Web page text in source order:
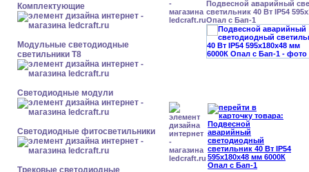
Комплектующие
Модульные светодиодные
светильники Т8
Светодиодные модули
Светодиодные фитосветильники
Трековые светодиодные
Подвесной аварийный
светильник 40 Вт IP54
Опал с Бап-1